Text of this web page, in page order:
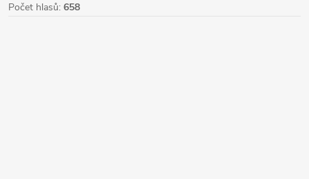
Počet hlasů: 658